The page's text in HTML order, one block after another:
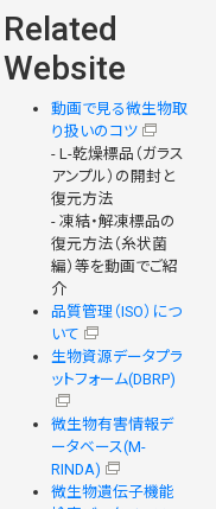
Related
Website
動画で見る微生物取
り扱いのコツ
- L-乾燥標品（ガラス
アンプル）の開封と
復元方法
- 凍結・解凍標品の
復元方法（糸状菌
編）等を動画でご紹
介
品質管理（ISO）につ
いて
生物資源データプラ
ットフォーム(DBRP)
微生物有害情報デ
ータベース(M-
RINDA)
微生物遺伝子機能